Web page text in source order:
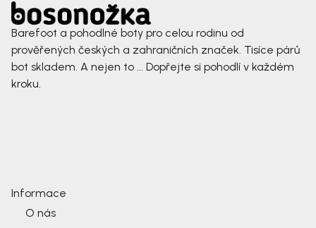
Barefoot a pohodlné boty pro celou rodinu od
prověřených českých a zahraničních značek. Tisíce párů
bot skladem. A nejen to ... Dopřejte si pohodlí v každém
kroku.
Informace
O nás